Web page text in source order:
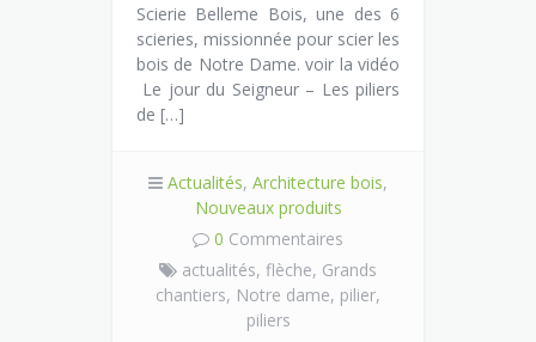
Scierie Belleme Bois, une des 6
scieries, missionnée pour scier les
bois de Notre Dame. voir la vidéo
Le jour du Seigneur – Les piliers
de […]
Actualités, Architecture bois,
Nouveaux produits
0 Commentaires
actualités, flèche, Grands
chantiers, Notre dame, pilier,
piliers